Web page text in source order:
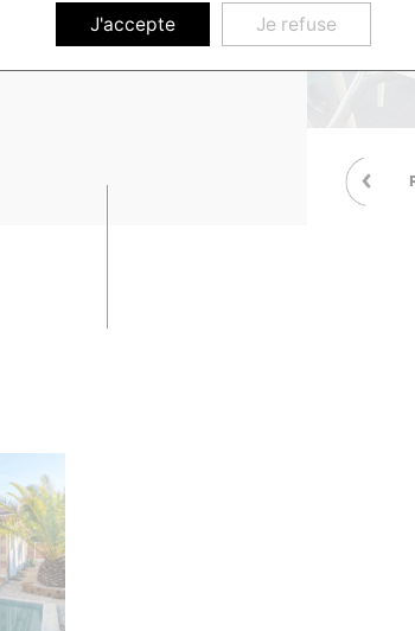
J'accepte Je refuse